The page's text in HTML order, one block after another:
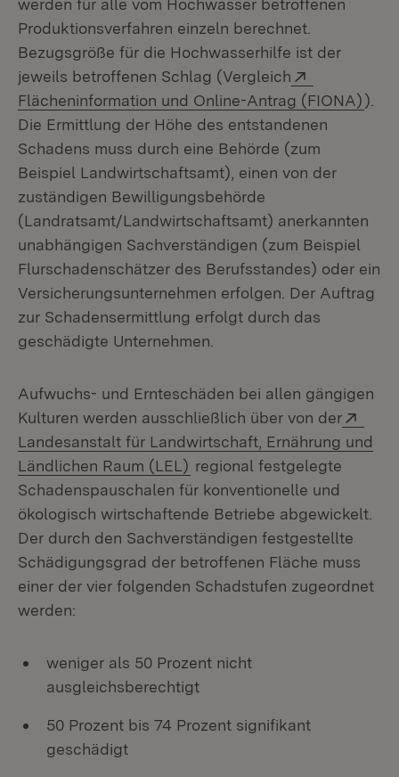
werden für alle vom Hochwasser betroffenen
Produktionsverfahren einzeln berechnet.
Bezugsgröße für die Hochwasserhilfe ist der
jeweils betroffenen Schlag (Vergleich
Flächeninformation und Online-Antrag (FIONA)).
Die Ermittlung der Höhe des entstandenen
Schadens muss durch eine Behörde (zum
Beispiel Landwirtschaftsamt), einen von der
zuständigen Bewilligungsbehörde
(Landratsamt/Landwirtschaftsamt) anerkannten
unabhängigen Sachverständigen (zum Beispiel
Flurschadenschätzer des Berufsstandes) oder ein
Versicherungsunternehmen erfolgen. Der Auftrag
zur Schadensermittlung erfolgt durch das
geschädigte Unternehmen.
Aufwuchs- und Ernteschäden bei allen gängigen
Kulturen werden ausschließlich über von der
Landesanstalt für Landwirtschaft, Ernährung und
Ländlichen Raum (LEL) (Öffnet in neuem Fenster)
regional festgelegte
Schadenspauschalen für konventionelle und
ökologisch wirtschaftende Betriebe abgewickelt.
Der durch den Sachverständigen festgestellte
Schädigungsgrad der betroffenen Fläche muss
einer der vier folgenden Schadstufen zugeordnet
werden:
weniger als 50 Prozent nicht
ausgleichsberechtigt
50 Prozent bis 74 Prozent signifikant
geschädigt